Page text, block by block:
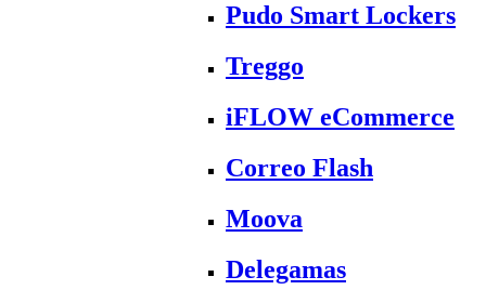
Pudo Smart Lockers
Treggo
iFLOW eCommerce
Correo Flash
Moova
Delegamas